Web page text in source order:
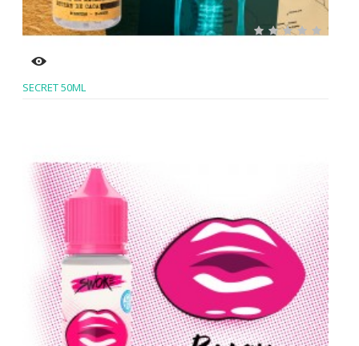
SECRET 50ML